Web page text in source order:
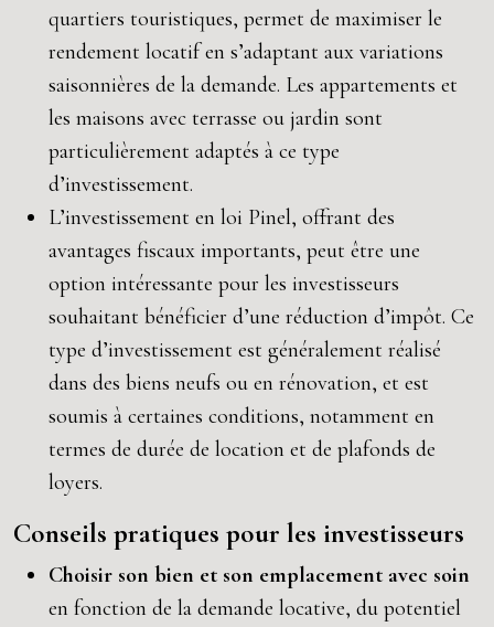
quartiers touristiques, permet de maximiser le
rendement locatif en s’adaptant aux variations
saisonnières de la demande. Les appartements et
les maisons avec terrasse ou jardin sont
particulièrement adaptés à ce type
d’investissement.
L’investissement en loi Pinel, offrant des
avantages fiscaux importants, peut être une
option intéressante pour les investisseurs
souhaitant bénéficier d’une réduction d’impôt. Ce
type d’investissement est généralement réalisé
dans des biens neufs ou en rénovation, et est
soumis à certaines conditions, notamment en
termes de durée de location et de plafonds de
loyers.
Conseils pratiques pour les investisseurs
Choisir son bien et son emplacement avec soin
en fonction de la demande locative, du potentiel